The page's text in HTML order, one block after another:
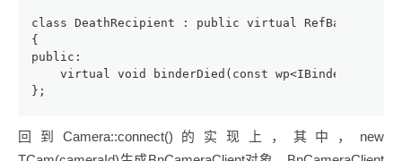
class DeathRecipient : public virtual RefBase
{
public:
virtual void binderDied(const wp<IBinder>& who)
};
回到Camera::connect()的实现上，其中，new